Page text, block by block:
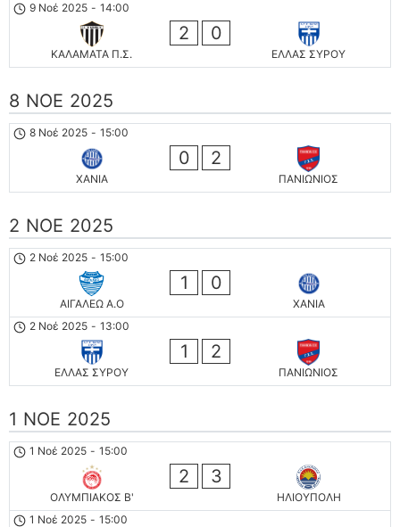
9 Νοέ 2025 - 14:00
ΚΑΛΑΜΑΤΑ Π.Σ.
2 0
ΕΛΛΑΣ ΣΥΡΟΥ
8 ΝΟΈ 2025
8 Νοέ 2025 - 15:00
ΧΑΝΙΑ
0 2
ΠΑΝΙΩΝΙΟΣ
2 ΝΟΈ 2025
2 Νοέ 2025 - 15:00
ΑΙΓΑΛΕΩ A.O
1 0
ΧΑΝΙΑ
2 Νοέ 2025 - 13:00
ΕΛΛΑΣ ΣΥΡΟΥ
1 2
ΠΑΝΙΩΝΙΟΣ
1 ΝΟΈ 2025
1 Νοέ 2025 - 15:00
ΟΛΥΜΠΙΑΚΟΣ Β'
2 3
ΗΛΙΟΥΠΟΛΗ
1 Νοέ 2025 - 15:00